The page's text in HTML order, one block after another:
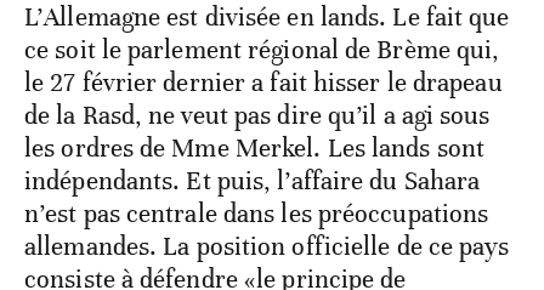
L’Allemagne est divisée en lands. Le fait que
ce soit le parlement régional de Brème qui,
le 27 février dernier a fait hisser le drapeau
de la Rasd, ne veut pas dire qu’il a agi sous
les ordres de Mme Merkel. Les lands sont
indépendants. Et puis, l’affaire du Sahara
n’est pas centrale dans les préoccupations
allemandes. La position officielle de ce pays
consiste à défendre «le principe de